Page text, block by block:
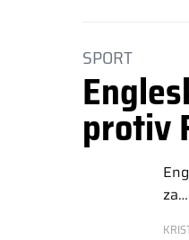
SPORT
protiv
za…